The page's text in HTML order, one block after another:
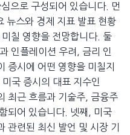
으로 구성되어 있습니다. 먼
뉴스와 경제 지표 발표 현황
칠 영향을 전망합니다. 둘
인플레이션 우려, 금리 인
증시에 어떤 영향을 미칠지
국 증시의 대표 지수인
최근 흐름과 기술주, 금융주
되어 있습니다. 넷째, 미국
관련된 최신 발언 및 시장 기